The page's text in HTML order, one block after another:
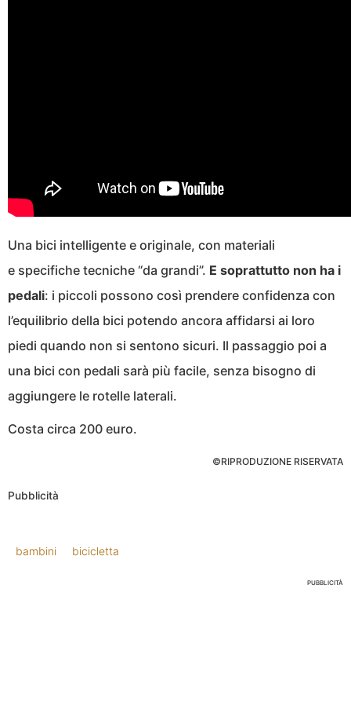
Una bici intelligente e originale, con materiali
e specifiche tecniche “da grandi”. E soprattutto non ha i
pedali: i piccoli possono così prendere confidenza con
l’equilibrio della bici potendo ancora affidarsi ai loro
piedi quando non si sentono sicuri. Il passaggio poi a
una bici con pedali sarà più facile, senza bisogno di
aggiungere le rotelle laterali.
Costa circa 200 euro.
©RIPRODUZIONE RISERVATA
Pubblicità
bambini bicicletta
PUBBLICITÀ